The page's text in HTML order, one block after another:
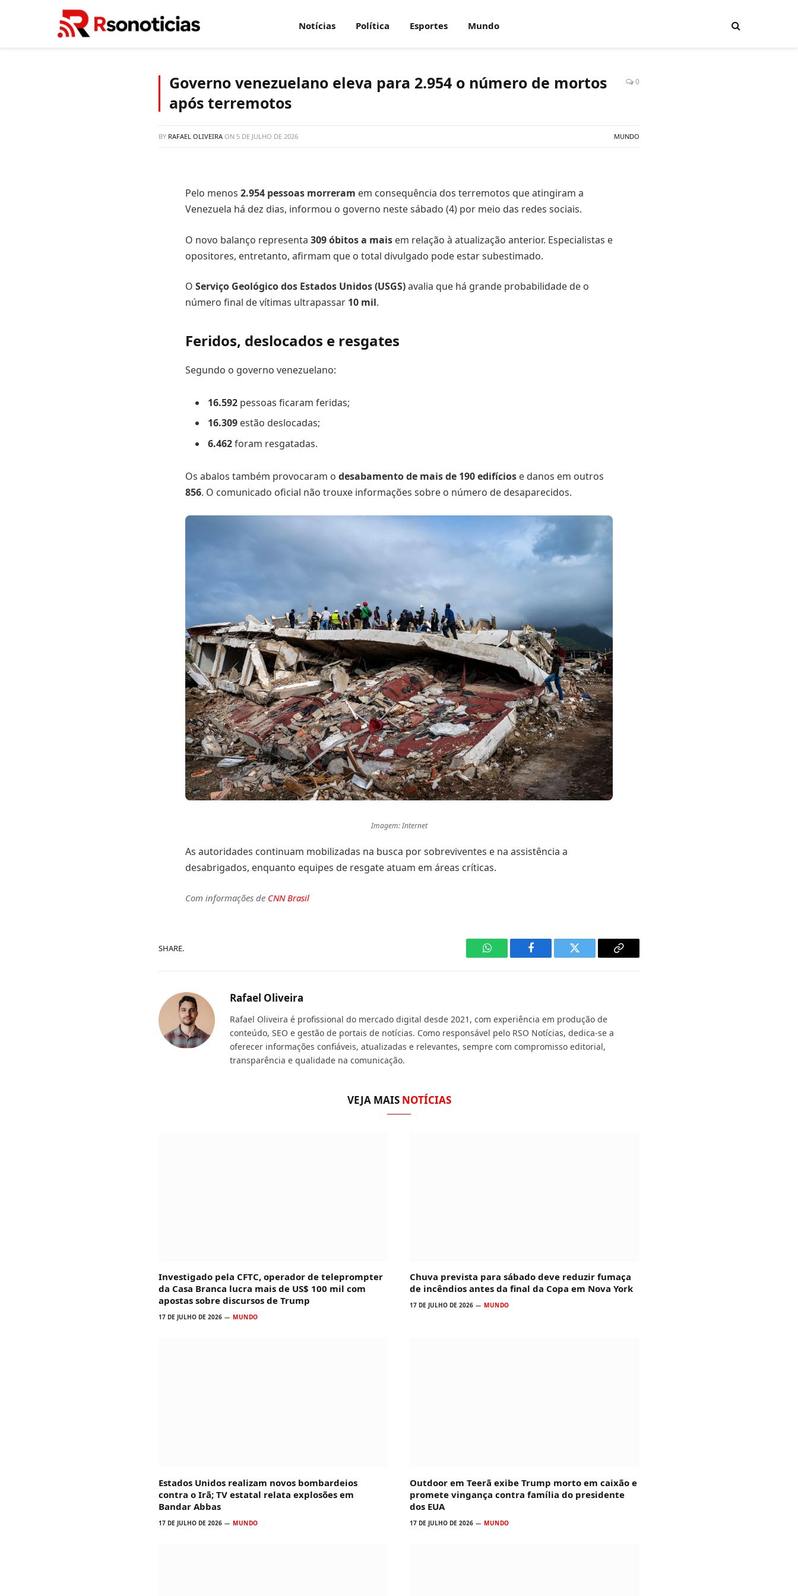
Notícias Política Esportes Mundo
Governo venezuelano eleva para 2.954 o número de mortos
após terremotos
0
BY RAFAEL OLIVEIRA ON 5 DE JULHO DE 2026 MUNDO
Pelo menos 2.954 pessoas morreram em consequência dos terremotos que atingiram a
Venezuela há dez dias, informou o governo neste sábado (4) por meio das redes sociais.
O novo balanço representa 309 óbitos a mais em relação à atualização anterior. Especialistas e
opositores, entretanto, afirmam que o total divulgado pode estar subestimado.
O Serviço Geológico dos Estados Unidos (USGS)avalia que há grande probabilidade de o
número final de vítimas ultrapassar 10 mil.
Feridos, deslocados e resgates
Segundo o governo venezuelano:
16.592 pessoas ficaram feridas;
16.309 estão deslocadas;
6.462foram resgatadas.
Os abalos também provocaram o desabamento de mais de 190 edifícios e danos em outros
856. O comunicado oficial não trouxe informações sobre o número de desaparecidos.
Imagem: Internet
As autoridades continuam mobilizadas na busca por sobreviventes e na assistência a
desabrigados, enquanto equipes de resgate atuam em áreas críticas.
Com informações de CNN Brasil
SHARE.
WhatsAppFacebook Twitter
Copy
Rafael Oliveira
Rafael Oliveira é profissional do mercado digital desde 2021, com experiência em produção de
conteúdo, SEO e gestão de portais de notícias. Como responsável pelo RSO Notícias, dedica-se a
oferecer informações confiáveis, atualizadas e relevantes, sempre com compromisso editorial,
transparência e qualidade na comunicação.
VEJA MAIS NOTÍCIAS
Investigado pela CFTC, operador de teleprompter
da Casa Branca lucra mais de US$ 100 mil com
apostas sobre discursos de Trump
17 DE JULHO DE 2026 MUNDO
Chuva prevista para sábado deve reduzir fumaça
de incêndios antes da final da Copa em Nova York
17 DE JULHO DE 2026 MUNDO
Estados Unidos realizam novos bombardeios
contra o Irã; TV estatal relata explosões em
Bandar Abbas
17 DE JULHO DE 2026 MUNDO
Outdoor em Teerã exibe Trump morto em caixão e
promete vingança contra família do presidente
dos EUA
17 DE JULHO DE 2026 MUNDO